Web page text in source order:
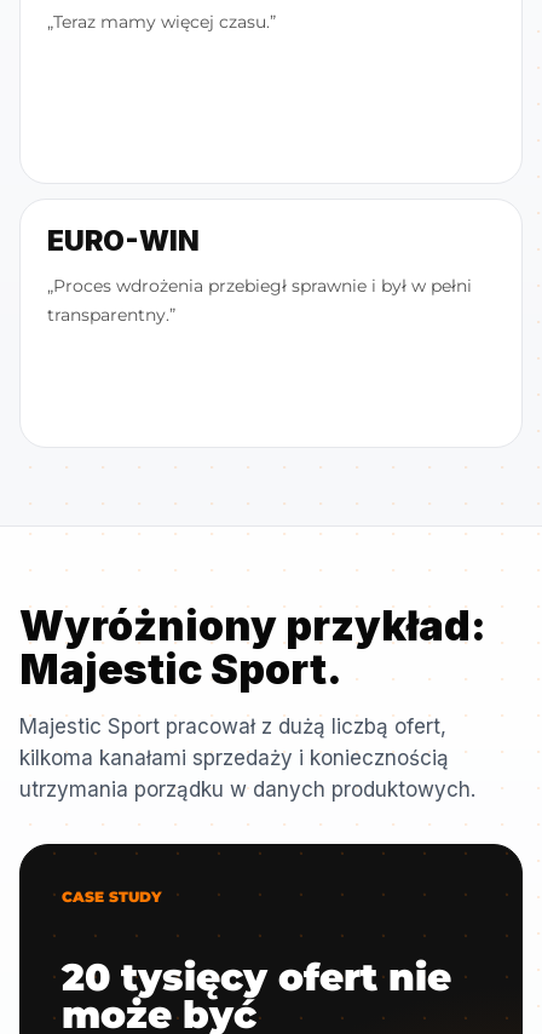
„Teraz mamy więcej czasu.”
EURO-WIN
„Proces wdrożenia przebiegł sprawnie i był w pełni
transparentny.”
Wyróżniony przykład:
Majestic Sport.
Majestic Sport pracował z dużą liczbą ofert,
kilkoma kanałami sprzedaży i koniecznością
utrzymania porządku w danych produktowych.
CASE STUDY
20 tysięcy ofert nie
może być